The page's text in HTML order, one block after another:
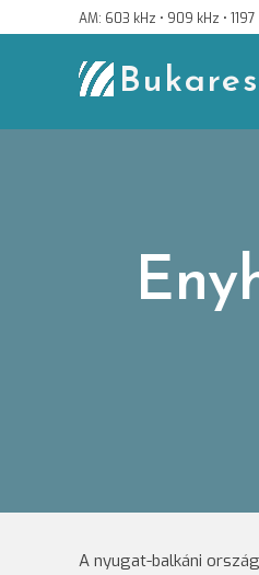
to
AM: 603 kHz • 909 kHz • 1197
A nyugat-balkáni